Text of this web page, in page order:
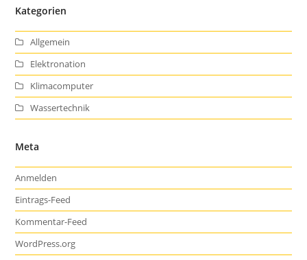
Kategorien
Allgemein
Elektronation
Klimacomputer
Wassertechnik
Meta
Anmelden
Eintrags-Feed
Kommentar-Feed
WordPress.org